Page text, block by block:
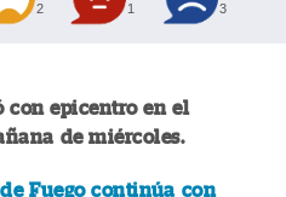
2 1 3
con epicentro en el
de miércoles.
Fuego continúa con